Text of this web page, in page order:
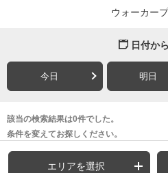
ウォーカー
日付か
今日 明日
該当の検索結果は0件でした。
条件を変えてお探しください。
エリアを選択